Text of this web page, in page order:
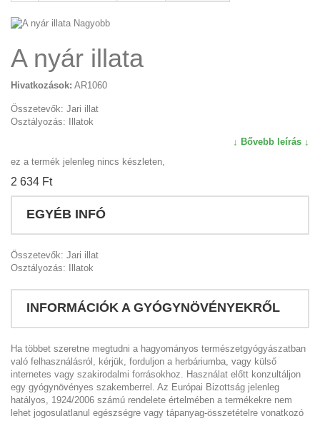
Nagyobb
A nyár illata
Hivatkozások: AR1060
Összetevők: Jari illat
Osztályozás: Illatok
↓ Bővebb leírás ↓
ez a termék jelenleg nincs készleten,
2 634 Ft‎
EGYÉB INFÓ
Összetevők: Jari illat
Osztályozás: Illatok
INFORMÁCIÓK A GYÓGYNÖVÉNYEKRŐL
Ha többet szeretne megtudni a hagyományos természetgyógyászatban
való felhasználásról, kérjük, forduljon a herbáriumba, vagy külső
internetes vagy szakirodalmi forrásokhoz. Használat előtt konzultáljon
egy gyógynövényes szakemberrel. Az Európai Bizottság jelenleg
hatályos, 1924/2006 számú rendelete értelmében a termékekre nem
lehet jogosulatlanul egészségre vagy tápanyag-összetételre vonatkozó